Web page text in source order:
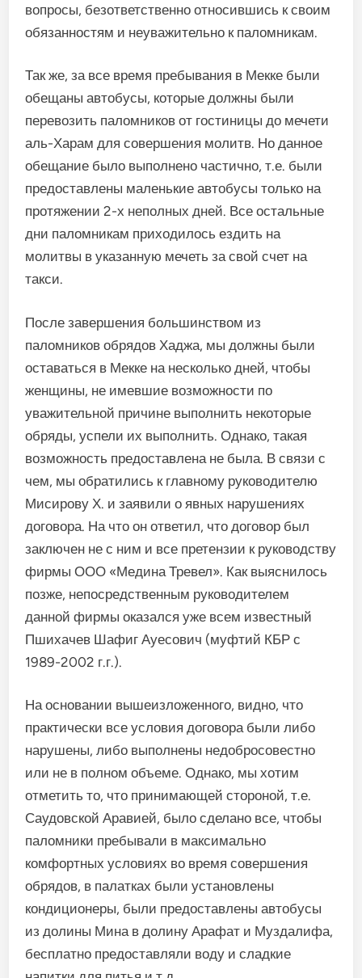
вопросы, безответственно относившись к своим
обязанностям и неуважительно к паломникам.
Так же, за все время пребывания в Мекке были
обещаны автобусы, которые должны были
перевозить паломников от гостиницы до мечети
аль-Харам для совершения молитв. Но данное
обещание было выполнено частично, т.е. были
предоставлены маленькие автобусы только на
протяжении 2-х неполных дней. Все остальные
дни паломникам приходилось ездить на
молитвы в указанную мечеть за свой счет на
такси.
После завершения большинством из
паломников обрядов Хаджа, мы должны были
оставаться в Мекке на несколько дней, чтобы
женщины, не имевшие возможности по
уважительной причине выполнить некоторые
обряды, успели их выполнить. Однако, такая
возможность предоставлена не была. В связи с
чем, мы обратились к главному руководителю
Мисирову Х. и заявили о явных нарушениях
договора. На что он ответил, что договор был
заключен не с ним и все претензии к руководству
фирмы ООО «Медина Тревел». Как выяснилось
позже, непосредственным руководителем
данной фирмы оказался уже всем известный
Пшихачев Шафиг Ауесович (муфтий КБР с
1989-2002 г.г.).
На основании вышеизложенного, видно, что
практически все условия договора были либо
нарушены, либо выполнены недобросовестно
или не в полном объеме. Однако, мы хотим
отметить то, что принимающей стороной, т.е.
Саудовской Аравией, было сделано все, чтобы
паломники пребывали в максимально
комфортных условиях во время совершения
обрядов, в палатках были установлены
кондиционеры, были предоставлены автобусы
из долины Мина в долину Арафат и Муздалифа,
бесплатно предоставляли воду и сладкие